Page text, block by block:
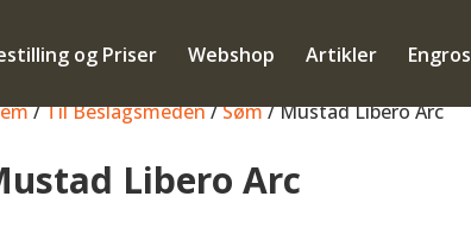
og Priser Webshop Artikler Engros
/Til Beslagsmeden/Søm/ Mustad Libero Arc
Libero Arc